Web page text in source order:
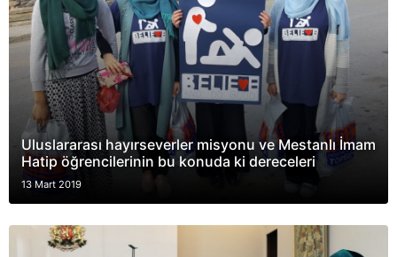
Uluslararası hayırseverler misyonu ve Mestanlı İmam
Hatip öğrencilerinin bu konuda ki dereceleri
13 Mart 2019